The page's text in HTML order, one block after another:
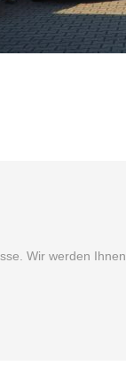
Wir werden Ihnen